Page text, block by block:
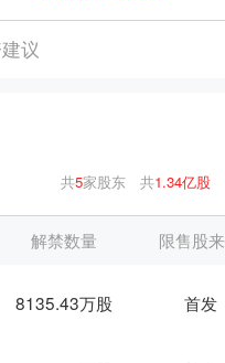
议
共1.34亿股
共5家股东
解禁数量 限售股
8135.43万股 首发